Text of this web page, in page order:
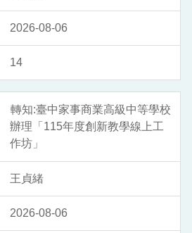
2026-08-06
14
轉知:臺中家事商業高級中等學校
辦理「115年度創新教學線上工
作坊」
王貞緒
2026-08-06